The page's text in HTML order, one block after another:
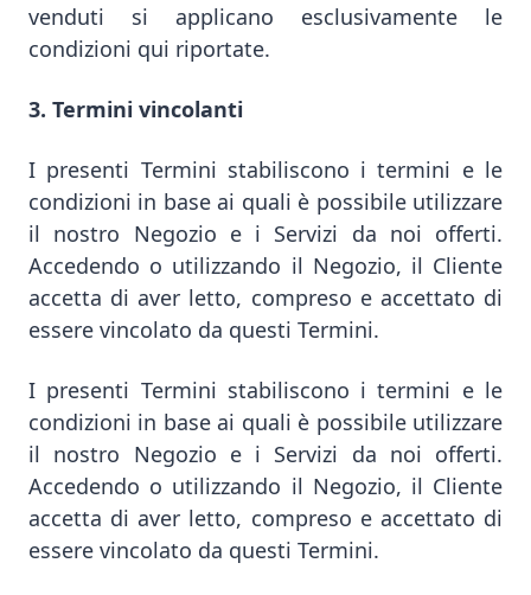
venduti si applicano esclusivamente le
condizioni qui riportate.
3. Termini vincolanti
I presenti Termini stabiliscono i termini e le
condizioni in base ai quali è possibile utilizzare
il nostro Negozio e i Servizi da noi offerti.
Accedendo o utilizzando il Negozio, il Cliente
accetta di aver letto, compreso e accettato di
essere vincolato da questi Termini.
I presenti Termini stabiliscono i termini e le
condizioni in base ai quali è possibile utilizzare
il nostro Negozio e i Servizi da noi offerti.
Accedendo o utilizzando il Negozio, il Cliente
accetta di aver letto, compreso e accettato di
essere vincolato da questi Termini.